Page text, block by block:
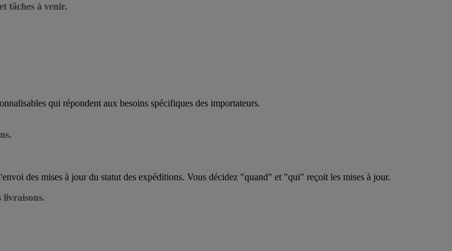
tâches à venir.
qui répondent aux besoins spécifiques des importateurs.
des mises à jour du statut des expéditions. Vous décidez "quand" et "qui" reçoit les mises à jour.
livraisons.